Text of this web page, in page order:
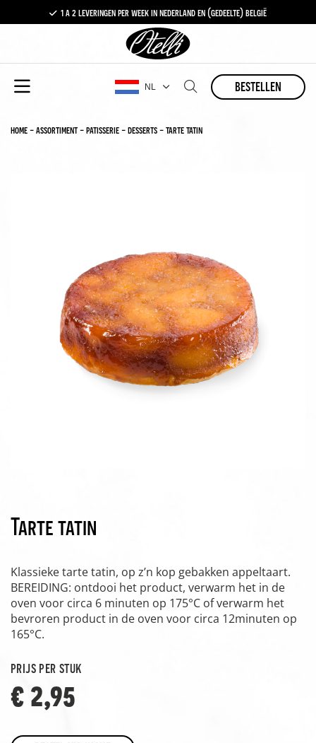
1 a 2 leveringen per week in nederland en (gedeelte) belgië
gratis levering vanaf €100,-
1 a 2 leveringen per week in nederland en (gedeelte) belgië
NL bestellen
home-assortiment-patisserie-desserts-tarte tatin
Tarte tatin
Klassieke tarte tatin, op z’n kop gebakken appeltaart.
BEREIDING: ontdooi het product, verwarm het in de
oven voor circa 6 minuten op 175°C of verwarm het
bevroren product in de oven voor circa 12minuten op
165°C.
prijs per stuk
€ 2,95